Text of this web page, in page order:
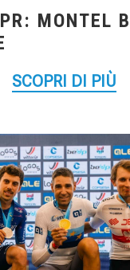
MONTEL
SCOPRI DI PIÙ